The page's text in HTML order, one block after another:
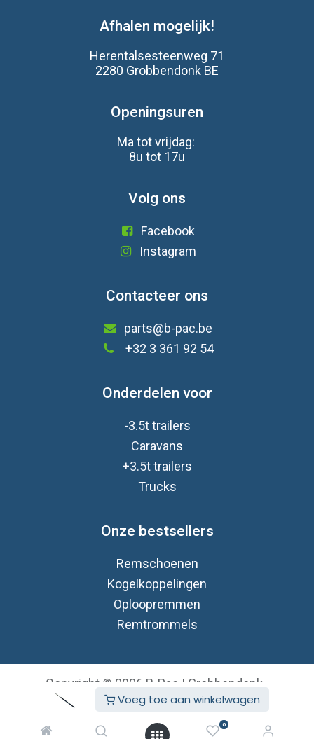
Voeg toe aan winkelwagen
0
Afhalen mogelijk!
Herentalsesteenweg 71
2280 Grobbendonk BE
Openingsuren
Ma tot vrijdag:
8u tot 17u
Volg ons
Facebook
Instagram
Contacteer ons
parts@b-pac.be
+32 3 361 92 54
Onderdelen voor
-3.5t trailers
Caravans
+3.5t trailers
Trucks
Onze bestsellers
Remschoenen
Kogelkoppelingen
Oploopremmen
Remtrommels
Copyright © 2026 B-Pac | Grobbendonk
Nederlands (BE)
Open source e-